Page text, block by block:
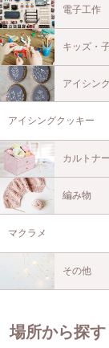
電子工作
キッズ・
アイシン
アイシングクッキー
カルトナ
編み物
マクラメ
その他
場所から探す